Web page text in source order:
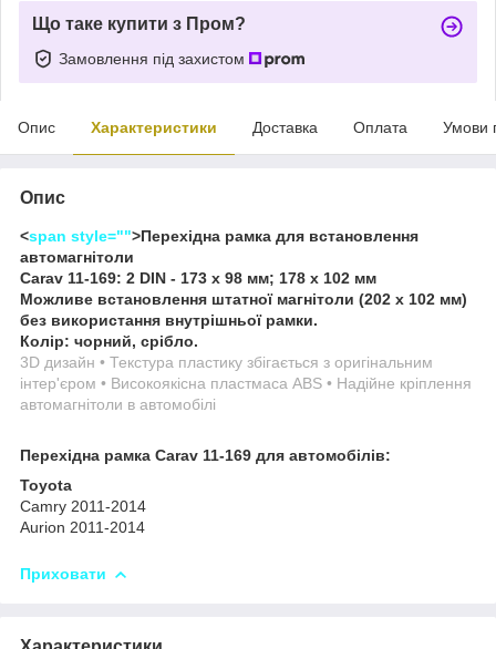
Що таке купити з Пром?
Замовлення під захистом
Опис Характеристики Доставка Оплата Умови
Опис
<span style="">Перехідна рамка для встановлення
автомагнітоли
Carav 11-169: 2 DIN - 173 x 98 мм; 178 x 102 мм
Можливе встановлення штатної магнітоли (202 x 102 мм)
без використання внутрішньої рамки.
Колір: чорний, срібло.
3D дизайн • Текстура пластику збігається з оригінальним
інтер'єром • Високоякісна пластмаса ABS • Надійне кріплення
автомагнітоли в автомобілі
Перехідна рамка Carav 11-169 для автомобілів:
Toyota
Camry 2011-2014
Aurion 2011-2014
Приховати